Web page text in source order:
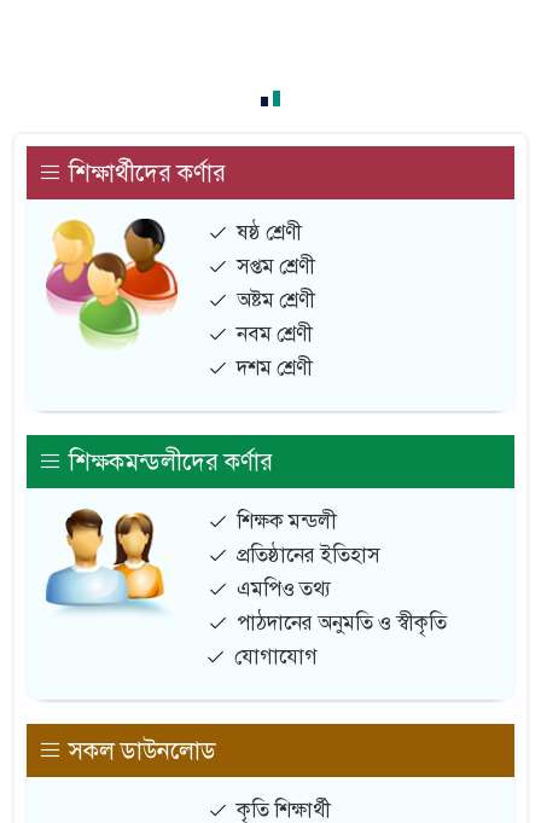
শিক্ষার্থীদের কর্ণার
ষষ্ঠ শ্রেণী
সপ্তম শ্রেণী
অষ্টম শ্রেণী
নবম শ্রেণী
দশম শ্রেণী
শিক্ষকমন্ডলীদের কর্ণার
শিক্ষক মন্ডলী
প্রতিষ্ঠানের ইতিহাস
এমপিও তথ্য
পাঠদানের অনুমতি ও স্বীকৃতি
যোগাযোগ
সকল ডাউনলোড
কৃতি শিক্ষার্থী